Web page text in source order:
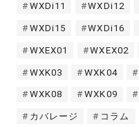
WXDi11 WXDi12
WXDi15 WXDi16
WXEX01 WXEX02
WXK03 WXK04
WXK08 WXK09
カバレージ コラム